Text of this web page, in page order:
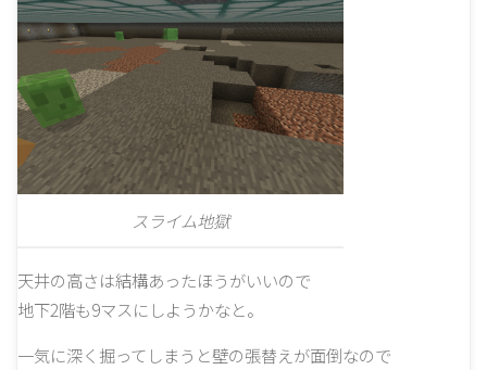
スライム地獄
天井の高さは結構あったほうがいいので
地下2階も9マスにしようかなと。
一気に深く掘ってしまうと壁の張替えが面倒なので